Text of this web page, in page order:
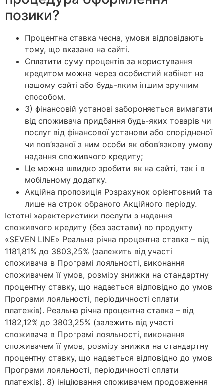
позики?
Процентна ставка чесна, умови відповідають
тому, що вказано на сайті.
Сплатити суму процентів за користування
кредитом можна через особистий кабінет на
нашому сайті або будь-яким іншим зручним
способом.
3) фінансовій установі забороняється вимагати
від споживача придбання будь-яких товарів чи
послуг від фінансової установи або спорідненої
чи пов’язаної з ним особи як обов’язкову умову
надання споживчого кредиту;
Це можна швидко зробити як на сайті, так і в
мобільному додатку.
Акційна пропозиція Розрахунок орієнтовний та
лише на строк обраного Акційного періоду.
Істотні характеристики послуги з надання
споживчого кредиту (без застави) по продукту
«SEVEN LINE» Реальна річна процентна ставка – від
1181,81% до 3803,25% (залежить від участі
споживача в Програмі лояльності, виконання
споживачем її умов, розміру знижки на стандартну
процентну ставку, що надається відповідно до умов
Програми лояльності, періодичності сплати
платежів). Реальна річна процентна ставка – від
1182,12% до 3803,25% (залежить від участі
споживача в Програмі лояльності, виконання
споживачем її умов, розміру знижки на стандартну
процентну ставку, що надається відповідно до умов
Програми лояльності, періодичності сплати
платежів). 8) ініціювання споживачем продовження